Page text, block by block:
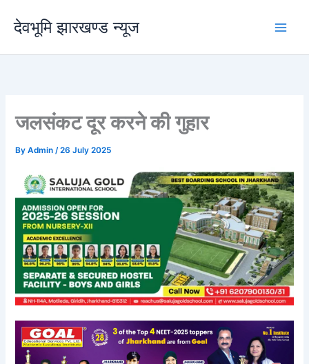
content
देवभूमि झारखण्ड न्यूज
जलसंकट दूर करने की गुहार
ByAdmin/26 July 2025